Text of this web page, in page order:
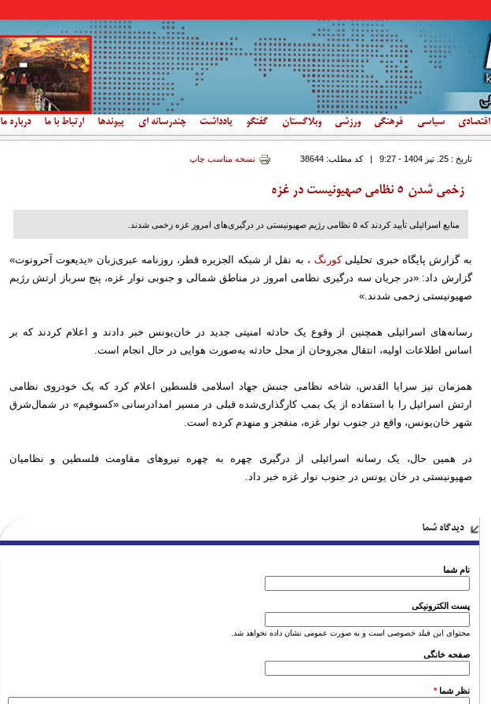
اقتصادی سیاسی فرهنگی ورزشی وبلاگستان گفتگو یادداشت چندرسانه ای پیوندها ارتباط با ما درباره ما
تاریخ : 25. تير 1404 - 9:27 |کد مطلب:38644 نسخه مناسب چاپ
زخمی شدن ۵ نظامی صهیونیست در غزه
منابع اسرائیلی تأیید کردند که ۵ نظامی رژیم صهیونیستی در درگیری‌های امروز غزه زخمی شدند.
به گزارش پایگاه خبری تحلیلیکورنگ ، به نقل از شبکه الجزیره قطر، روزنامه عبری‌زبان «یدیعوت آحرونوت»
گزارش داد: «در جریان سه درگیری نظامی امروز در مناطق شمالی و جنوبی نوار غزه، پنج سرباز ارتش رژیم
صهیونیستی زخمی شدند.»
رسانه‌های اسرائیلی همچنین از وقوع یک حادثه امنیتی جدید در خان‌یونس خبر دادند و اعلام کردند که بر
اساس اطلاعات اولیه، انتقال مجروحان از محل حادثه به‌صورت هوایی در حال انجام است.
همزمان نیز سرایا القدس، شاخه نظامی جنبش جهاد اسلامی فلسطین اعلام کرد که یک خودروی نظامی
ارتش اسرائیل را با استفاده از یک بمب کارگذاری‌شده قبلی در مسیر امدادرسانی «کسوفیم» در شمال‌شرق
شهر خان‌یونس، واقع در جنوب نوار غزه، منفجر و منهدم کرده است.
در همین حال، یک رسانه اسرائیلی از درگیری چهره به چهره نیروهای مقاومت فلسطین و نظامیان
صهیونیستی در خان یونس در جنوب نوار غزه خبر داد.
دیدگاه شما
نام شما
پست الکترونیکی
محتوای این فیلد خصوصی است و به صورت عمومی نشان داده نخواهد شد.
صفحه خانگی
نظر شما*